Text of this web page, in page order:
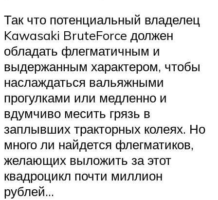
Так что потенциальный владелец
Kawasaki BruteForce должен
обладать флегматичным и
выдержанным характером, чтобы
наслаждаться вальяжными
прогулками или медленно и
вдумчиво месить грязь в
заплывших тракторных колеях. Но
много ли найдется флегматиков,
желающих выложить за этот
квадроцикл почти миллион
рублей…